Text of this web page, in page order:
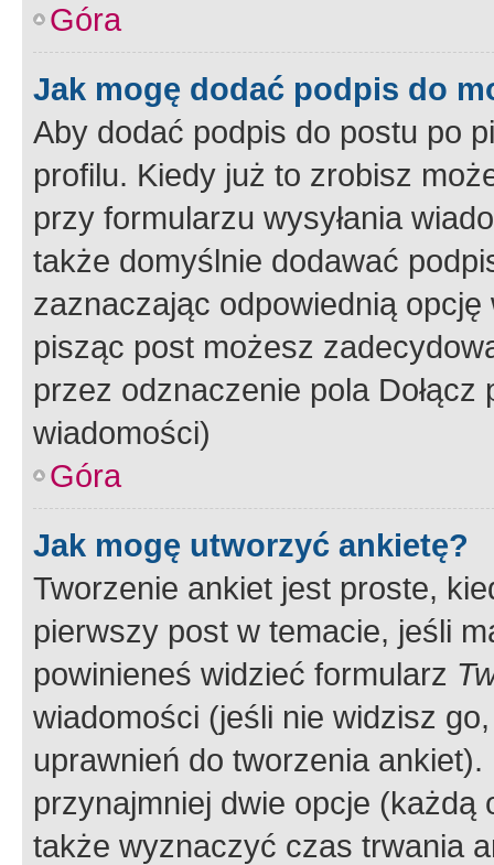
Góra
Jak mogę dodać podpis do
Aby dodać podpis do postu po
profilu. Kiedy już to zrobisz
przy formularzu wysyłania
także domyślnie dodawać
zaznaczając odpowiednią
pisząc post możesz
przez odznaczenie pola
wiadomości)
Góra
Jak mogę utworzyć ankietę?
Tworzenie ankiet jest proste,
pierwszy post w temacie, jeśli
powinieneś widzieć formularz
wiadomości (jeśli nie widzisz
uprawnień do tworzenia
przynajmniej dwie opcje
także wyznaczyć czas trwania